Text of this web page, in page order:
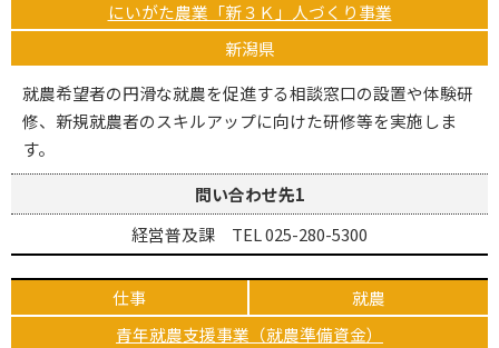
にいがた農業「新３Ｋ」人づくり事業
新潟県
就農希望者の円滑な就農を促進する相談窓口の設置や体験研
修、新規就農者のスキルアップに向けた研修等を実施しま
す。
問い合わせ先1
経営普及課 TEL 025-280-5300
仕事
就農
青年就農支援事業（就農準備資金）